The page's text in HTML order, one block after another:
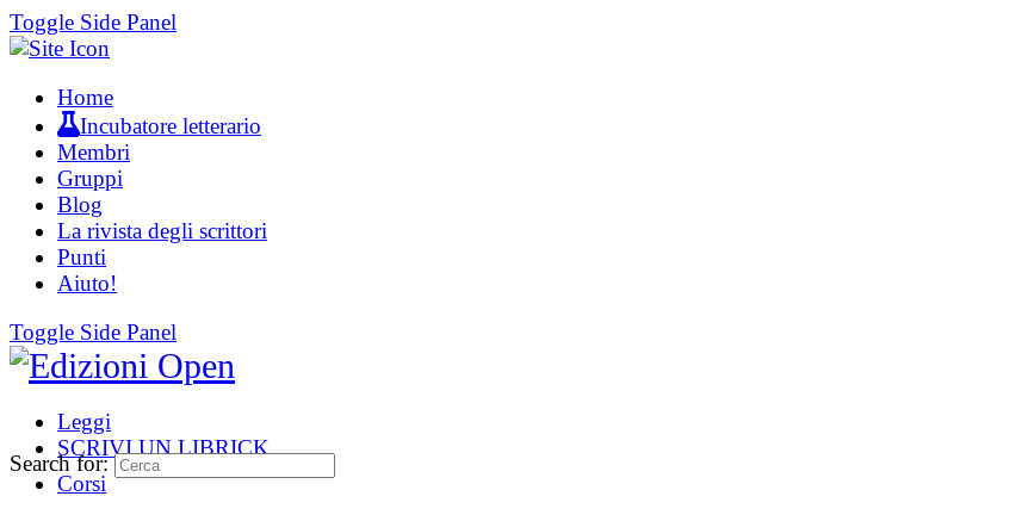
Toggle Side Panel
Home
Incubatore letterario
Membri
Gruppi
Blog
La rivista degli scrittori
Punti
Aiuto!
Toggle Side Panel
Leggi
SCRIVI UN LIBRICK
Corsi
Search for: